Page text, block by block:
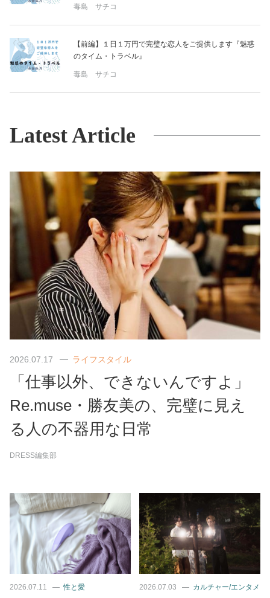
毒島 サチコ
【前編】１日１万円で完璧な恋人をご提供します『魅惑
のタイム・トラベル』
毒島 サチコ
Latest Article
2026.07.17 ライフスタイル
「仕事以外、できないんですよ」
Re.muse・勝友美の、完璧に見え
る人の不器用な日常
DRESS編集部
2026.07.11 性と愛 2026.07.03 カルチャー/エンタメ